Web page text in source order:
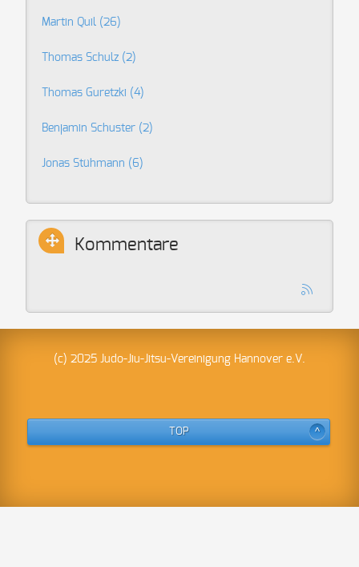
Martin Quil (26)
Thomas Schulz (2)
Thomas Guretzki (4)
Benjamin Schuster (2)
Jonas Stühmann (6)
Kommentare
(c) 2025 Judo-Jiu-Jitsu-Vereinigung Hannover e.V.
TOP